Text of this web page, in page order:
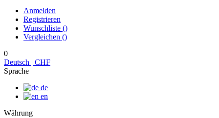
Anmelden
Registrieren
Wunschliste ()
Vergleichen ()
0
Deutsch | CHF
Sprache
de
en
Währung